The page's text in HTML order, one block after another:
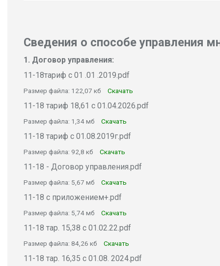
Сведения о способе управления
Договор управления:
11-18тариф с 01 .01 .2019.pdf
Размер файла: 122,07 кб Скачать
11-18 тариф 18,61 с 01.04.2026.pdf
Размер файла: 1,34 мб Скачать
11-18 тариф с 01.08.2019г.pdf
Размер файла: 92,8 кб Скачать
11-18 - Договор управления.pdf
Размер файла: 5,67 мб Скачать
11-18 с приложением+.pdf
Размер файла: 5,74 мб Скачать
11-18 тар. 15,38 с 01.02.22.pdf
Размер файла: 84,26 кб Скачать
11-18 тар. 16,35 с 01.08. 2024.pdf